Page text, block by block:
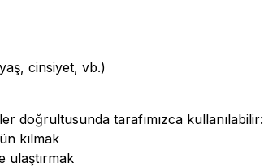
cinsiyet, vb.)
doğrultusunda tarafımızca kullanılabilir:
kılmak
ulaştırmak